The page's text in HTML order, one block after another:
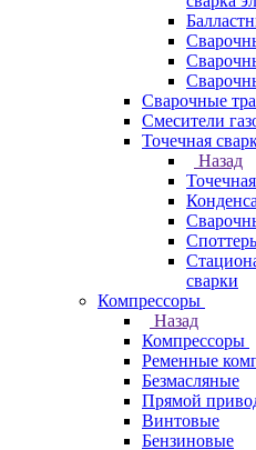
Сварочные
Смесители
Точечная
Назад
сварки
Компрессоры
Назад
Компрессоры
Ременные
Безмасляные
Прямой
Винтовые
Бензиновые